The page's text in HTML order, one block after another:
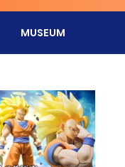
MUSEUM